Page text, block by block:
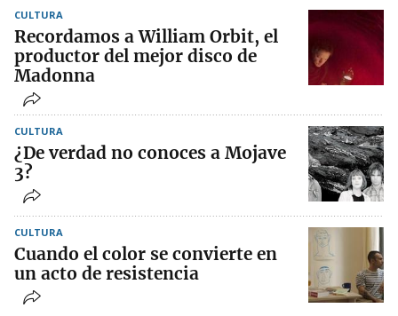
CULTURA
Recordamos a William Orbit, el
productor del mejor disco de
Madonna
CULTURA
¿De verdad no conoces a Mojave
3?
CULTURA
Cuando el color se convierte en
un acto de resistencia